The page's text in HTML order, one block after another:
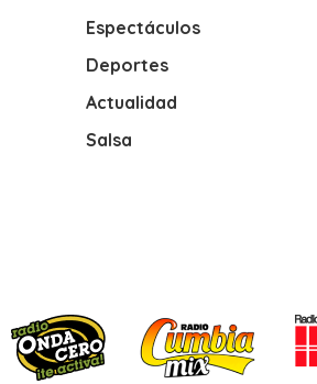
Espectáculos
Deportes
Actualidad
Salsa